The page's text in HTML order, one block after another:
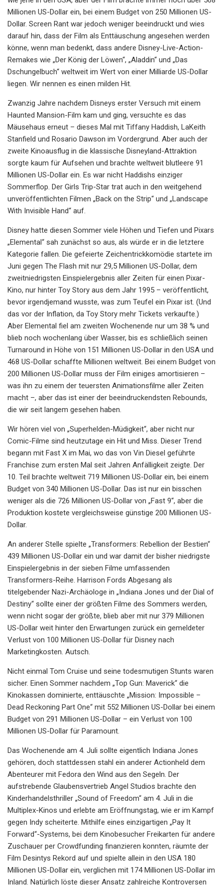
Millionen US-Dollar ein, bei einem Budget von 250 Millionen US-
Dollar. Screen Rant war jedoch weniger beeindruckt und wies
darauf hin, dass der Film als Enttäuschung angesehen werden
könne, wenn man bedenkt, dass andere Disney-Live-Action-
Remakes wie „Der König der Löwen“, „Aladdin“ und „Das
Dschungelbuch“ weltweit im Wert von einer Milliarde US-Dollar
liegen. Wir nennen es einen milden Hit.
Zwanzig Jahre nachdem Disneys erster Versuch mit einem
Haunted Mansion-Film kam und ging, versuchte es das
Mäusehaus erneut – dieses Mal mit Tiffany Haddish, LaKeith
Stanfield und Rosario Dawson im Vordergrund. Aber auch der
zweite Kinoausflug in die klassische Disneyland-Attraktion
sorgte kaum für Aufsehen und brachte weltweit blutleere 91
Millionen US-Dollar ein. Es war nicht Haddishs einziger
Sommerflop. Der Girls Trip-Star trat auch in den weitgehend
unveröffentlichten Filmen „Back on the Strip“ und „Landscape
With Invisible Hand“ auf.
Disney hatte diesen Sommer viele Höhen und Tiefen und Pixars
„Elemental“ sah zunächst so aus, als würde er in die letztere
Kategorie fallen. Die gefeierte Zeichentrickkomödie startete im
Juni gegen The Flash mit nur 29,5 Millionen US-Dollar, dem
zweitniedrigsten Einspielergebnis aller Zeiten für einen Pixar-
Kino, nur hinter Toy Story aus dem Jahr 1995 – veröffentlicht,
bevor irgendjemand wusste, was zum Teufel ein Pixar ist. (Und
das vor der Inflation, da Toy Story mehr Tickets verkaufte.)
Aber Elemental fiel am zweiten Wochenende nur um 38 % und
blieb noch wochenlang über Wasser, bis es schließlich seinen
Turnaround in Höhe von 151 Millionen US-Dollar in den USA und
468 US-Dollar schaffte Millionen weltweit. Bei einem Budget von
200 Millionen US-Dollar muss der Film einiges amortisieren –
was ihn zu einem der teuersten Animationsfilme aller Zeiten
macht –, aber das ist einer der beeindruckendsten Rebounds,
die wir seit langem gesehen haben.
Wir hören viel von „Superhelden-Müdigkeit“, aber nicht nur
Comic-Filme sind heutzutage ein Hit und Miss. Dieser Trend
begann mit Fast X im Mai, wo das von Vin Diesel geführte
Franchise zum ersten Mal seit Jahren Anfälligkeit zeigte. Der
10. Teil brachte weltweit 719 Millionen US-Dollar ein, bei einem
Budget von 340 Millionen US-Dollar. Das ist nur ein bisschen
weniger als die 726 Millionen US-Dollar von „Fast 9“, aber die
Produktion kostete vergleichsweise günstige 200 Millionen US-
Dollar.
An anderer Stelle spielte „Transformers: Rebellion der Bestien“
439 Millionen US-Dollar ein und war damit der bisher niedrigste
Einspielergebnis in der sieben Filme umfassenden
Transformers-Reihe. Harrison Fords Abgesang als
titelgebender Nazi-Archäologe in „Indiana Jones und der Dial of
Destiny“ sollte einer der größten Filme des Sommers werden,
wenn nicht sogar der größte, blieb aber mit nur 379 Millionen
US-Dollar weit hinter den Erwartungen zurück ein gemeldeter
Verlust von 100 Millionen US-Dollar für Disney nach
Marketingkosten. Autsch.
Nicht einmal Tom Cruise und seine todesmutigen Stunts waren
sicher. Einen Sommer nachdem „Top Gun: Maverick“ die
Kinokassen dominierte, enttäuschte „Mission: Impossible –
Dead Reckoning Part One“ mit 552 Millionen US-Dollar bei einem
Budget von 291 Millionen US-Dollar – ein Verlust von 100
Millionen US-Dollar für Paramount.
Das Wochenende am 4. Juli sollte eigentlich Indiana Jones
gehören, doch stattdessen stahl ein anderer Actionheld dem
Abenteurer mit Fedora den Wind aus den Segeln. Der
aufstrebende Glaubensvertrieb Angel Studios brachte den
Kinderhandelsthriller „Sound of Freedom“ am 4. Juli in die
Multiplex-Kinos und erlebte am Eröffnungstag, wie er im Kampf
gegen Indy scheiterte. Mithilfe eines einzigartigen „Pay It
Forward“-Systems, bei dem Kinobesucher Freikarten für andere
Zuschauer per Crowdfunding finanzieren konnten, räumte der
Film Desintys Rekord auf und spielte allein in den USA 180
Millionen US-Dollar ein, verglichen mit 174 Millionen US-Dollar im
Inland. Natürlich löste dieser Ansatz zahlreiche Kontroversen